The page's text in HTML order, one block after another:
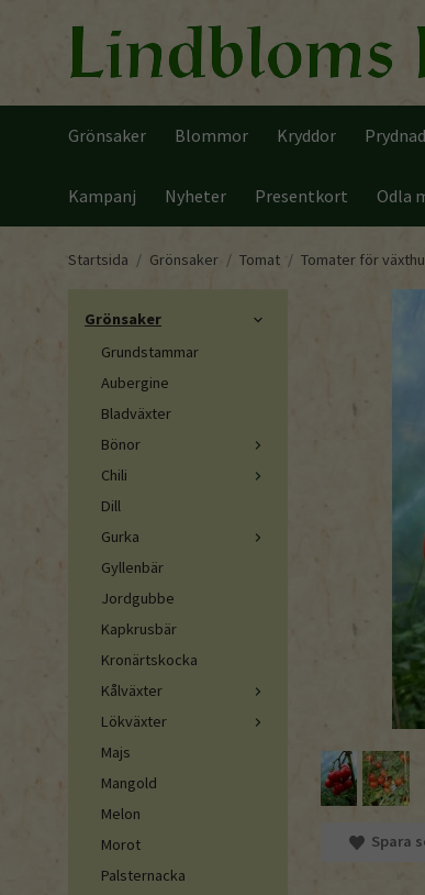
Grönsaker Blommor Kryddor
Kampanj Nyheter Presentkort Odla
Startsida / Grönsaker / Tomat / Tomater för
Grönsaker
Grundstammar
Aubergine
Bladväxter
Bönor
Chili
Dill
Gurka
Gyllenbär
Jordgubbe
Kapkrusbär
Kronärtskocka
Kålväxter
Lökväxter
Majs
Mangold
Melon
Morot
Palsternacka
Spara